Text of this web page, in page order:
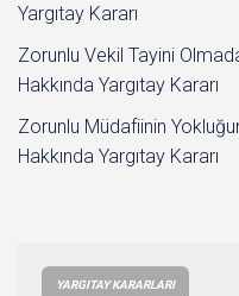
Yargıtay Kararı
Zorunlu Vekil Tayini
Hakkında Yargıtay Kararı
Zorunlu Müdafiinin
Hakkında Yargıtay Kararı
YARGITAY KARARLARI